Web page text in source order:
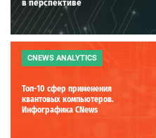
в перспективе
CNEWS ANALYTICS
Топ-10 сфер применения
квантовых компьютеров.
Инфографика CNews